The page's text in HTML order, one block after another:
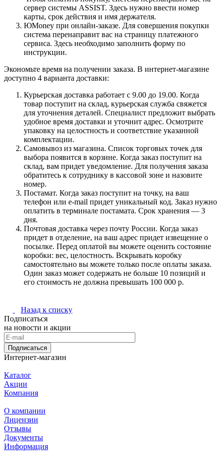
сервер системы ASSIST. Здесь нужно ввести номер
карты, срок действия и имя держателя.
ЮMoney при онлайн-заказе. Для совершения покупки
система перенаправит вас на страницу платежного
сервиса. Здесь необходимо заполнить форму по
инструкции.
Экономьте время на получении заказа. В интернет-магазине
доступно 4 варианта доставки:
Курьерская доставка работает с 9.00 до 19.00. Когда
товар поступит на склад, курьерская служба свяжется
для уточнения деталей. Специалист предложит выбрать
удобное время доставки и уточнит адрес. Осмотрите
упаковку на целостность и соответствие указанной
комплектации.
Самовывоз из магазина. Список торговых точек для
выбора появится в корзине. Когда заказ поступит на
склад, вам придет уведомление. Для получения заказа
обратитесь к сотруднику в кассовой зоне и назовите
номер.
Постамат. Когда заказ поступит на точку, на ваш
телефон или e-mail придет уникальный код. Заказ нужно
оплатить в терминале постамата. Срок хранения — 3
дня.
Почтовая доставка через почту России. Когда заказ
придет в отделение, на ваш адрес придет извещение о
посылке. Перед оплатой вы можете оценить состояние
коробки: вес, целостность. Вскрывать коробку
самостоятельно вы можете только после оплаты заказа.
Один заказ может содержать не больше 10 позиций и
его стоимость не должна превышать 100 000 р.
Назад к списку
Подписаться
на новости и акции
Подписаться
Интернет-магазин
Каталог
Акции
Компания
О компании
Лицензии
Отзывы
Документы
Информация